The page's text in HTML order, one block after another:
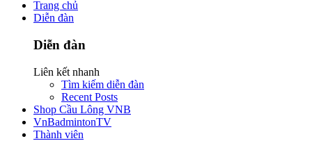
Trang chủ
Diễn đàn
Diễn đàn
Liên kết nhanh
Tìm kiếm diễn đàn
Recent Posts
Shop Cầu Lông VNB
VnBadmintonTV
Thành viên